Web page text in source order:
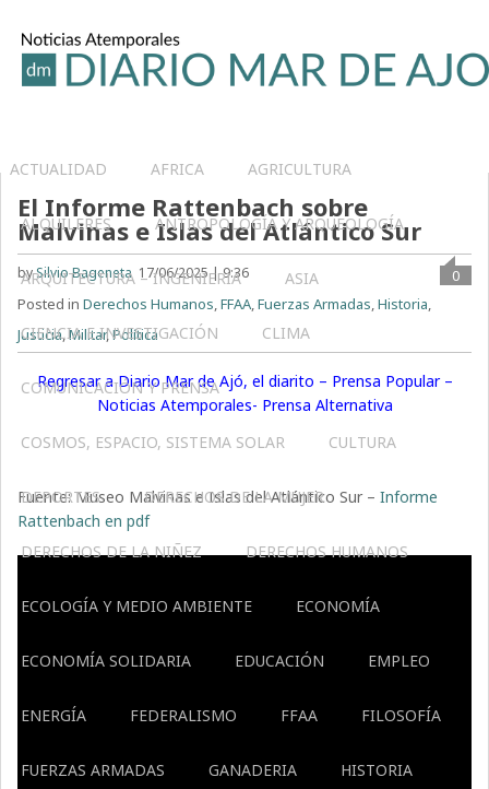
ACTUALIDAD AFRICA AGRICULTURA
ALQUILERES ANTROPOLOGÍA Y ARQUEOLOGÍA
ARQUITECTURA – INGENIERIA ASIA
CIENCIA E INVESTIGACIÓN CLIMA
COMUNICACIÓN Y PRENSA
COSMOS, ESPACIO, SISTEMA SOLAR CULTURA
DEPORTES DERECHOS DE LA MUJER
DERECHOS DE LA NIÑEZ DERECHOS HUMANOS
ECOLOGÍA Y MEDIO AMBIENTE ECONOMÍA
ECONOMÍA SOLIDARIA EDUCACIÓN EMPLEO
ENERGÍA FEDERALISMO FFAA FILOSOFÍA
FUERZAS ARMADAS GANADERIA HISTORIA
El Informe Rattenbach sobre
Malvinas e Islas del Atlántico Sur
bySilvio Bageneta 17/06/2025 | 9:36
0
Posted inDerechos Humanos,FFAA,Fuerzas Armadas,Historia,
Justicia,Militar,Política
Regresar a Diario Mar de Ajó, el diarito – Prensa Popular –
Noticias Atemporales- Prensa Alternativa
Fuente: Museo Malvinas e Islas del Atlántico Sur –Informe
Rattenbach en pdf